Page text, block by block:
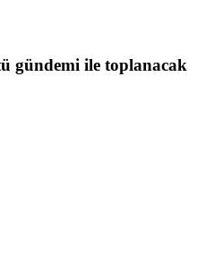
gündemi ile toplanacak